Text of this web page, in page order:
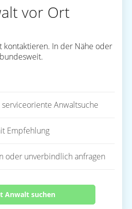
vor Ort
kontaktieren. In der Nähe oder
bundesweit.
Anwaltsuche
Empfehlung
oder unverbindlich anfragen
Anwalt suchen